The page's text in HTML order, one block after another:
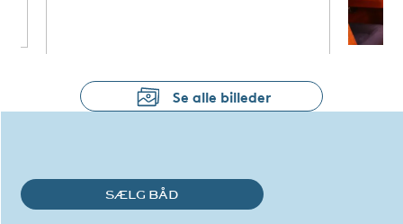
Se alle billeder
SÆLG BÅD